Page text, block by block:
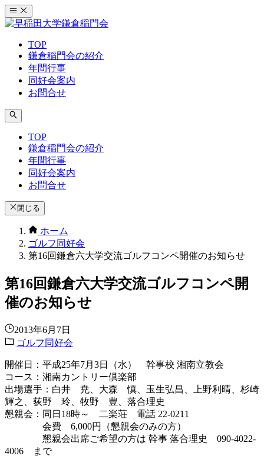
コ
ン
ッ
プ
TOP
鎌倉稲門会の紹介
年間行事
同好会案内
お問合せ
TOP
鎌倉稲門会の紹介
年間行事
同好会案内
お問合せ
閉じる
ホーム
ゴルフ同好会
第16回鎌倉六大学交流ゴルフコンペ開催のお知らせ
第16回鎌倉六大学交流ゴルフコンペ開
催のお知らせ
2013年6月7日
ゴルフ同好会
開催日：平成25年7月3日（水） 幹事校 湘南立教会
コース：湘南カントリー倶楽部
出場選手：白井 尭、大森 慎、玉生弘昌、上野利晴、杉崎
輝之、荻野 玲、牧野 豊、落合理史
懇親会：同日18時～ 二楽荘 電話 22-0211
会費 6,000円（懇親会のみの方）
懇親会出席ご希望の方は 幹事 落合理史 090-4022-
4006 まで